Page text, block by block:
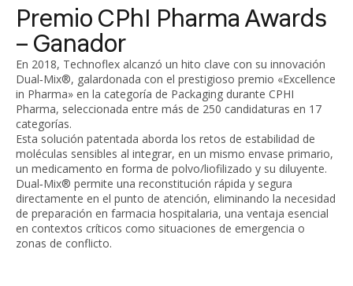
Premio CPhI Pharma Awards
– Ganador
En 2018, Technoflex alcanzó un hito clave con su innovación
Dual‑Mix®, galardonada con el prestigioso premio «Excellence
in Pharma» en la categoría de Packaging durante CPHI
Pharma, seleccionada entre más de 250 candidaturas en 17
categorías.
Esta solución patentada aborda los retos de estabilidad de
moléculas sensibles al integrar, en un mismo envase primario,
un medicamento en forma de polvo/liofilizado y su diluyente.
Dual‑Mix® permite una reconstitución rápida y segura
directamente en el punto de atención, eliminando la necesidad
de preparación en farmacia hospitalaria, una ventaja esencial
en contextos críticos como situaciones de emergencia o
zonas de conflicto.